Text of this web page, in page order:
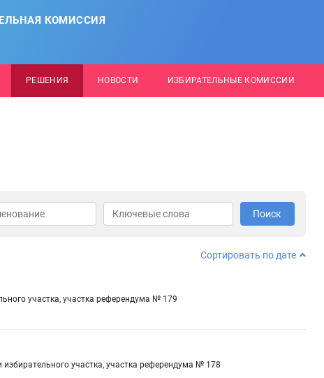
КОМИССИЯ
РЕШЕНИЯ НОВОСТИ ИЗБИРАТЕЛЬНЫЕ КОМИССИИ
Поиск
Сортировать по дате
участка, участка референдума № 179
участка, участка референдума № 178